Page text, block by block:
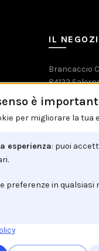
IL
Brancaccio
84122
Tel: +39 089
Email:
P.I.
è
per migliorare la tua
esperienza: puoi
preferenze in